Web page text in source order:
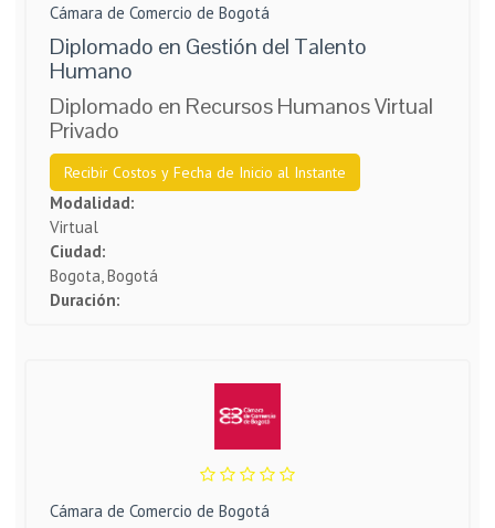
Cámara de Comercio de Bogotá
Diplomado en Gestión del Talento
Humano
Diplomado en Recursos Humanos Virtual
Privado
Recibir Costos y Fecha de Inicio al Instante
Modalidad:
Virtual
Ciudad:
Bogota, Bogotá
Duración:
Cámara de Comercio de Bogotá